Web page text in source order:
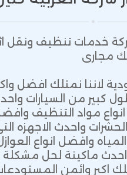
خدمات تنظيف ونقل
مجارى
لاننا نمتلك
كبير من السيارات
انواع مواد التنظيف
واحدث الاجهزه
وافضل انواع العوازل
ماكينة لحل مشكلة
اكبر وائمن